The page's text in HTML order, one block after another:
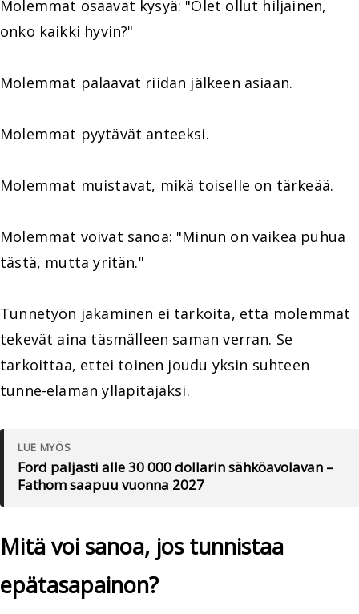
Molemmat osaavat kysyä: "Olet ollut hiljainen,
onko kaikki hyvin?"
Molemmat palaavat riidan jälkeen asiaan.
Molemmat pyytävät anteeksi.
Molemmat muistavat, mikä toiselle on tärkeää.
Molemmat voivat sanoa: "Minun on vaikea puhua
tästä, mutta yritän."
Tunnetyön jakaminen ei tarkoita, että molemmat
tekevät aina täsmälleen saman verran. Se
tarkoittaa, ettei toinen joudu yksin suhteen
tunne-elämän ylläpitäjäksi.
LUE MYÖS
Ford paljasti alle 30 000 dollarin sähköavolavan –
Fathom saapuu vuonna 2027
Mitä voi sanoa, jos tunnistaa
epätasapainon?